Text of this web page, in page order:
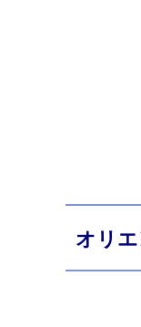
オリ